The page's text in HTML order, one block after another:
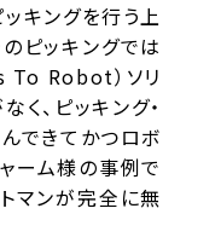
キングを行う上
のピッキングでは
To Robot）ソリ
、ピッキング・
できてかつロボ
ーム様の事例で
マンが完全に無